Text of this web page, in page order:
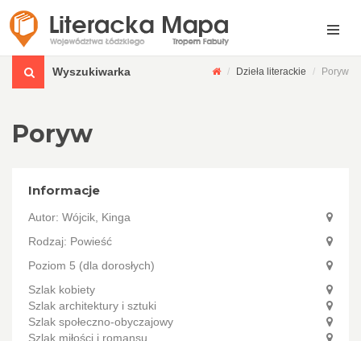
Wyszukiwarka Dzieła literackie Poryw
Poryw
Informacje
Autor: Wójcik, Kinga
Rodzaj: Powieść
Poziom 5 (dla dorosłych)
Szlak kobiety
Szlak architektury i sztuki
Szlak społeczno-obyczajowy
Szlak miłości i romansu